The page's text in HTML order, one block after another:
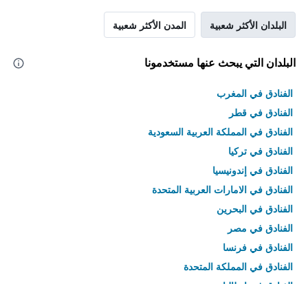
البلدان الأكثر شعبية المدن الأكثر شعبية
البلدان التي يبحث عنها مستخدمونا
الفنادق في المغرب
الفنادق في قطر
الفنادق في المملكة العربية السعودية
الفنادق في تركيا
الفنادق في إندونيسيا
الفنادق في الامارات العربية المتحدة
الفنادق في البحرين
الفنادق في مصر
الفنادق في فرنسا
الفنادق في المملكة المتحدة